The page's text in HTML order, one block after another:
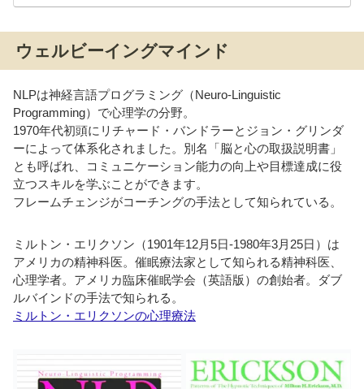
ウェルビーイングマインド
NLPは神経言語プログラミング（Neuro-Linguistic
Programming）で心理学の分野。
1970年代初頭にリチャード・バンドラーとジョン・グリンダ
ーによって体系化されました。別名「脳と心の取扱説明書」
とも呼ばれ、コミュニケーション能力の向上や目標達成に役
立つスキルを学ぶことができます。
フレームチェンジがコーチングの手法として知られている。
ミルトン・エリクソン（1901年12月5日-1980年3月25日）は
アメリカの精神科医。催眠療法家として知られる精神科医、
心理学者。アメリカ臨床催眠学会（英語版）の創始者。ダブ
ルバインドの手法で知られる。
ミルトン・エリクソンの心理療法